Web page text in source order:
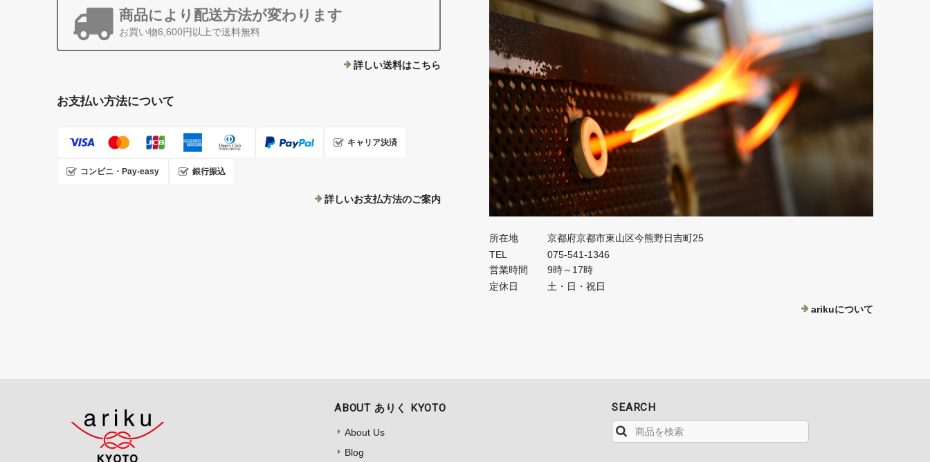
商品により配送方法が変わります
お買い物6,600円以上で送料無料
詳しい送料はこちら
お支払い方法について
キャリア決済
コンビニ・Pay-easy 銀行振込
詳しいお支払方法のご案内
所在地
京都府京都市東山区今熊野日吉町25
TEL
075-541-1346
営業時間
9時～17時
定休日
土・日・祝日
arikuについて
ABOUT ありく KYOTO
About Us
Blog
SEARCH